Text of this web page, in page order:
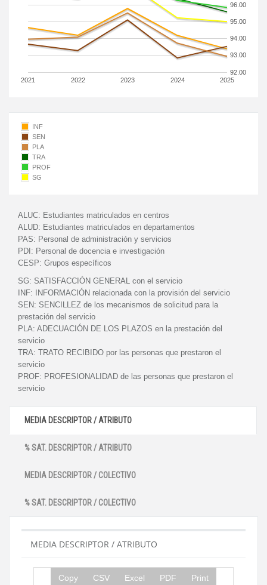
2021 2022 2023 2024 2025
92.00
93.00
94.00
95.00
96.00
INF
SEN
PLA
TRA
PROF
SG
ALUC: Estudiantes matriculados en centros
ALUD: Estudiantes matriculados en departamentos
PAS: Personal de administración y servicios
PDI: Personal de docencia e investigación
CESP: Grupos específicos
SG: SATISFACCIÓN GENERAL con el servicio
INF:
INFORMACIÓN relacionada con la provisión del servicio
SEN: SENCILLEZ de los mecanismos de solicitud para la
prestación del servicio
PLA: ADECUACIÓN DE LOS PLAZOS en la prestación del
servicio
TRA: TRATO RECIBIDO por las personas que prestaron el
servicio
PROF: PROFESIONALIDAD de las personas que prestaron el
servicio
MEDIA DESCRIPTOR / ATRIBUTO
% SAT. DESCRIPTOR / ATRIBUTO
MEDIA DESCRIPTOR / COLECTIVO
% SAT. DESCRIPTOR / COLECTIVO
MEDIA DESCRIPTOR / ATRIBUTO
Copy CSV Excel PDF Print